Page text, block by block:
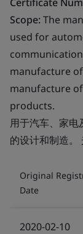
Scope:The
used for
manufacture
manufacture
products.
用于汽车、家电
的设计和制造。
Original
Date
2020-02-10